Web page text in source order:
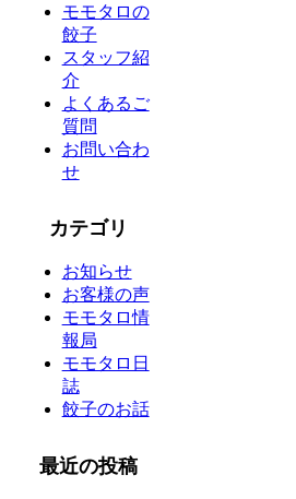
モモタロの
餃子
スタッフ紹
介
よくあるご
質問
お問い合わ
せ
カテゴリ
お知らせ
お客様の声
モモタロ情
報局
モモタロ日
誌
餃子のお話
最近の投稿